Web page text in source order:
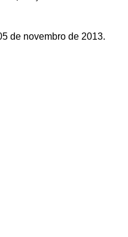
de novembro de 2013.